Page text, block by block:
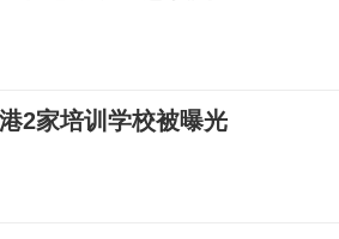
2家培训学校被曝光